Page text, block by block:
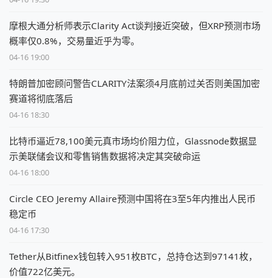
摩根大通分析师表示Clarity Act谈判接近突破，但XRP预测市场
概率仅0.8%，交易量近乎为零。
04-16 19:00
特朗普加密顾问警告CLARITY法案须4月底前过关否则美国加密
赛道将彻底落后
04-16 18:30
比特币逼近78,100美元真市场均价阻力位，Glassnode数据显
示美联储会议和零售销售数据将决定其突破命运
04-16 18:00
Circle CEO Jeremy Allaire预测中国将在3至5年内推出人民币
稳定币
04-16 17:30
Tether从Bitfinex钱包转入951枚BTC，总持仓达到97141枚，
价值722亿美元。